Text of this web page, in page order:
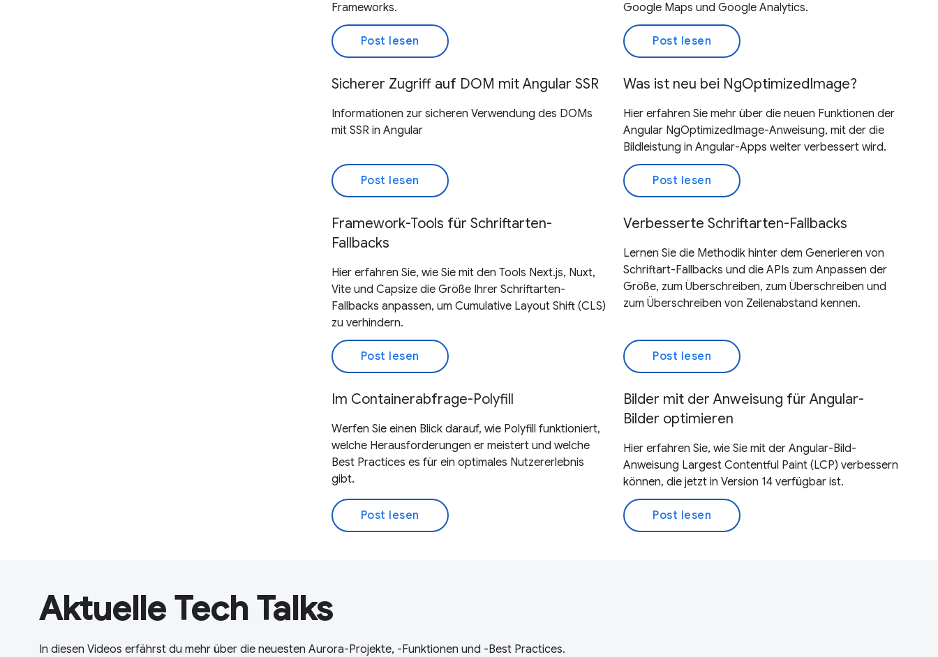
Frameworks.
Post lesen
Google Maps und Google Analytics.
Post lesen
Sicherer Zugriff auf DOM mit Angular SSR
Informationen zur sicheren Verwendung des DOMs
mit SSR in Angular
Post lesen
Was ist neu bei NgOptimizedImage?
Hier erfahren Sie mehr über die neuen Funktionen der
Angular NgOptimizedImage-Anweisung, mit der die
Bildleistung in Angular-Apps weiter verbessert wird.
Post lesen
Framework-Tools für Schriftarten-
Fallbacks
Hier erfahren Sie, wie Sie mit den Tools Next.js, Nuxt,
Vite und Capsize die Größe Ihrer Schriftarten-
Fallbacks anpassen, um Cumulative Layout Shift (CLS)
zu verhindern.
Post lesen
Verbesserte Schriftarten-Fallbacks
Lernen Sie die Methodik hinter dem Generieren von
Schriftart-Fallbacks und die APIs zum Anpassen der
Größe, zum Überschreiben, zum Überschreiben und
zum Überschreiben von Zeilenabstand kennen.
Post lesen
Im Containerabfrage-Polyfill
Werfen Sie einen Blick darauf, wie Polyfill funktioniert,
welche Herausforderungen er meistert und welche
Best Practices es für ein optimales Nutzererlebnis
gibt.
Post lesen
Bilder mit der Anweisung für Angular-
Bilder optimieren
Hier erfahren Sie, wie Sie mit der Angular-Bild-
Anweisung Largest Contentful Paint (LCP) verbessern
können, die jetzt in Version 14 verfügbar ist.
Post lesen
Aktuelle Tech Talks
In diesen Videos erfährst du mehr über die neuesten Aurora-Projekte, -Funktionen und -Best Practices.